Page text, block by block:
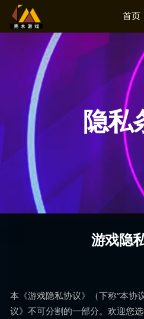
首页
隐私
游戏隐
本《游戏隐私协议》（下称“本协
议》不可分割的一部分。欢迎您